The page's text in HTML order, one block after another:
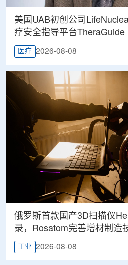
美国UAB初创公司
疗安全指导平台TheraGuide
医疗 2026-08-08
俄罗斯首款国产3D扫描仪
录，Rosatom完善增材制造
工业 2026-08-08